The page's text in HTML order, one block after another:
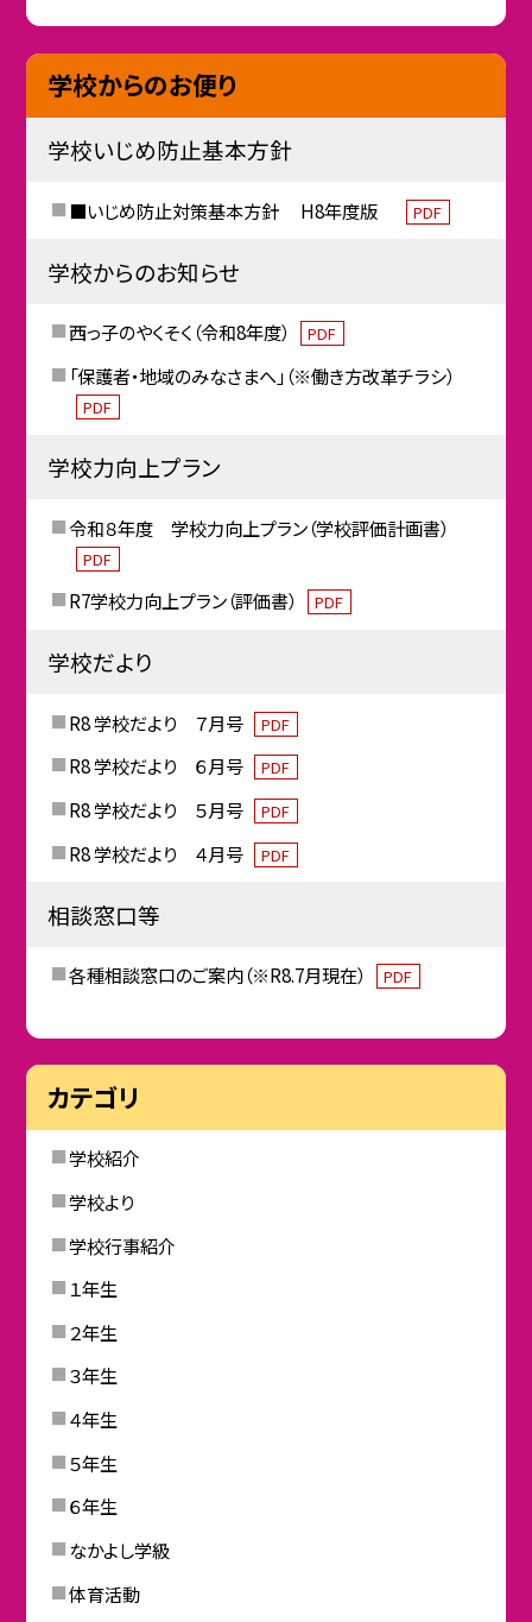
学校からのお便り
学校いじめ防止基本方針
■いじめ防止対策基本方針 H8年度版 PDF
学校からのお知らせ
西っ子のやくそく（令和8年度） PDF
「保護者・地域のみなさまへ」（※働き方改革チラシ）
PDF
学校力向上プラン
令和８年度 学校力向上プラン（学校評価計画書）
PDF
R7学校力向上プラン（評価書） PDF
学校だより
R8 学校だより ７月号 PDF
R8 学校だより ６月号 PDF
R8 学校だより ５月号 PDF
R8 学校だより ４月号 PDF
相談窓口等
各種相談窓口のご案内（※R8.7月現在） PDF
カテゴリ
学校紹介
学校より
学校行事紹介
１年生
２年生
３年生
４年生
５年生
６年生
なかよし学級
体育活動